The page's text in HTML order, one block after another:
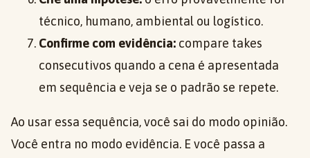
técnico, humano, ambiental ou logístico.
Confirme com evidência: compare takes
consecutivos quando a cena é apresentada
em sequência e veja se o padrão se repete.
Ao usar essa sequência, você sai do modo opinião.
Você entra no modo evidência. E você passa a